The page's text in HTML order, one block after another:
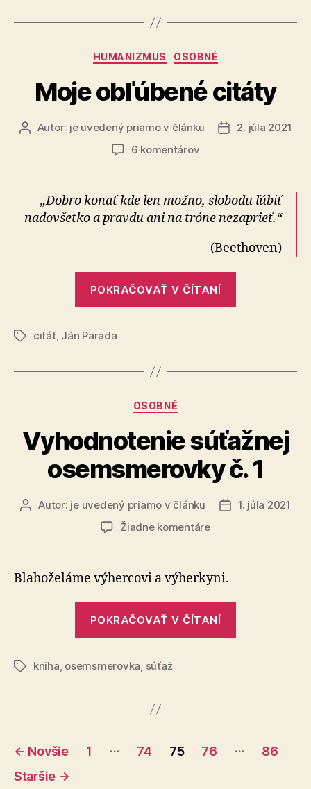
Kategórie
HUMANIZMUS OSOBNÉ
Moje obľúbené citáty
AutorAutor: je uvedený priamo v článku
Dátum
2. júla 2021
6 komentárovna
citáty
„Dobro konať kde len možno, slobodu ľúbiť
nadovšetko a pravdu ani na tróne nezaprieť.“
(Beethoven)
POKRAČOVAŤ V ČÍTANÍ
Značky
citát, Ján Parada
Kategórie
OSOBNÉ
Vyhodnotenie súťažnej
osemsmerovky č. 1
AutorAutor: je uvedený priamo v článku
Dátum
1. júla 2021
Žiadne komentárena
osemsmerovky
č.
1
Blahoželáme výhercovi a výherkyni.
POKRAČOVAŤ V ČÍTANÍ
Značky
kniha, osemsmerovka, súťaž
Stránkovanie
príspevkov
← Novšie 1 … 74 75 76 …
86
Staršie →